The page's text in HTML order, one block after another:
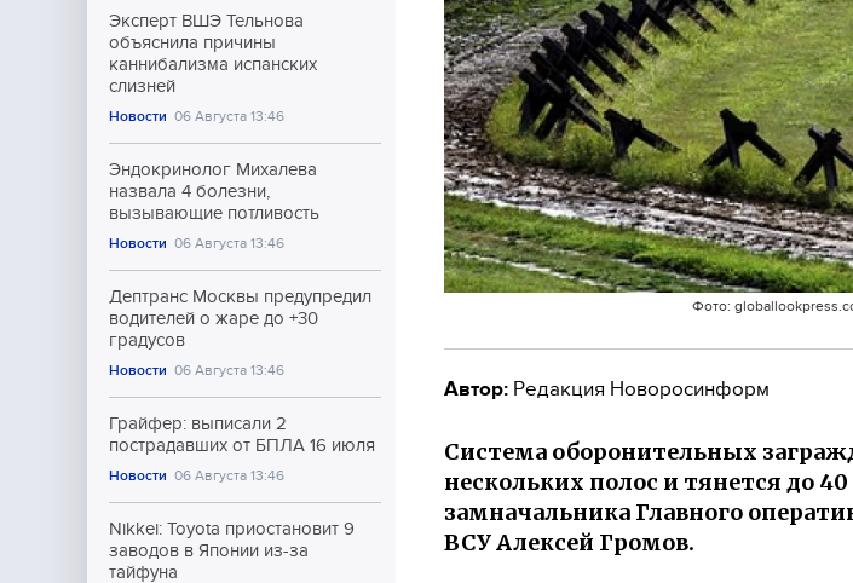
Эксперт ВШЭ Тельнова
объяснила причины
каннибализма испанских
слизней
Новости 06 Августа 13:46
Эндокринолог Михалева
назвала 4 болезни,
вызывающие потливость
Новости 06 Августа 13:46
Дептранс Москвы предупредил
водителей о жаре до +30
градусов
Новости 06 Августа 13:46
Грайфер: выписали 2
пострадавших от БПЛА 16 июля
Новости 06 Августа 13:46
Nikkei: Toyota приостановит 9
заводов в Японии из-за
тайфуна
Фото:
Автор: Редакция Новоросинформ
Система оборонительных
нескольких полос и тянется до
замначальника Главного
ВСУ Алексей Громов.